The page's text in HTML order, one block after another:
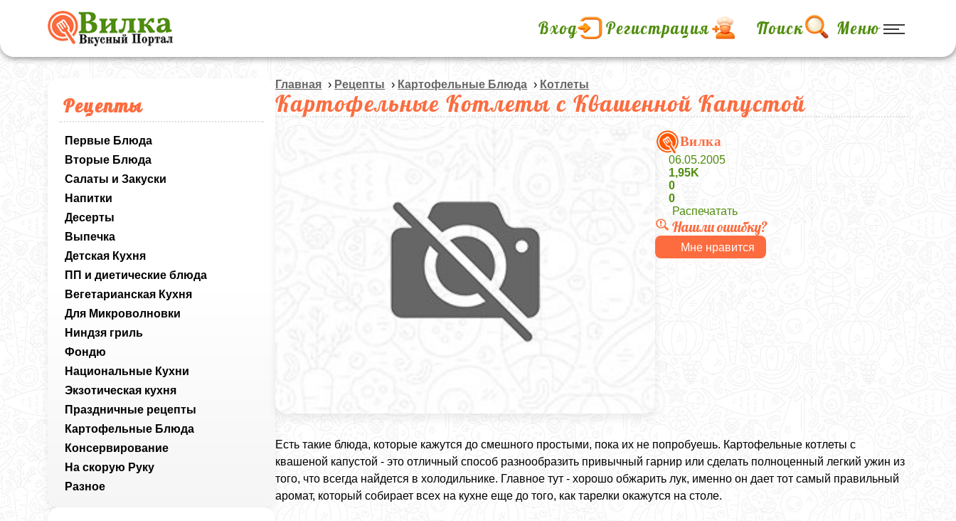
Вход Регистрация Поиск Меню
Рецепты
Первые Блюда
Вторые Блюда
Салаты и Закуски
Напитки
Десерты
Выпечка
Детская Кухня
ПП и диетические блюда
Вегетарианская Кухня
Для Микроволновки
Ниндзя гриль
Фондю
Национальные Кухни
Экзотическая кухня
Праздничные рецепты
Картофельные Блюда
Консервирование
На скорую Руку
Разное
Главная › Рецепты › Картофельные Блюда › Котлеты
Картофельные Котлеты с Квашенной Капустой
Вилка
06.05.2005
1,95K
0
0
Распечатать
Нашли ошибку?
Мне нравится
Есть такие блюда, которые кажутся до смешного простыми, пока их не попробуешь. Картофельные котлеты с
квашеной капустой - это отличный способ разнообразить привычный гарнир или сделать полноценный легкий ужин из
того, что всегда найдется в холодильнике. Главное тут - хорошо обжарить лук, именно он дает тот самый правильный
аромат, который собирает всех на кухне еще до того, как тарелки окажутся на столе.